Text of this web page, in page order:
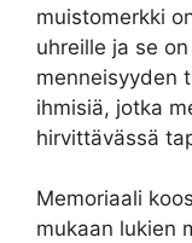
muistomerkki
uhreille ja se
menneisyyden
ihmisiä, jotka
hirvittävässä
Memoriaali
mukaan lukien